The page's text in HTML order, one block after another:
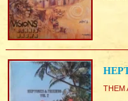
THEM